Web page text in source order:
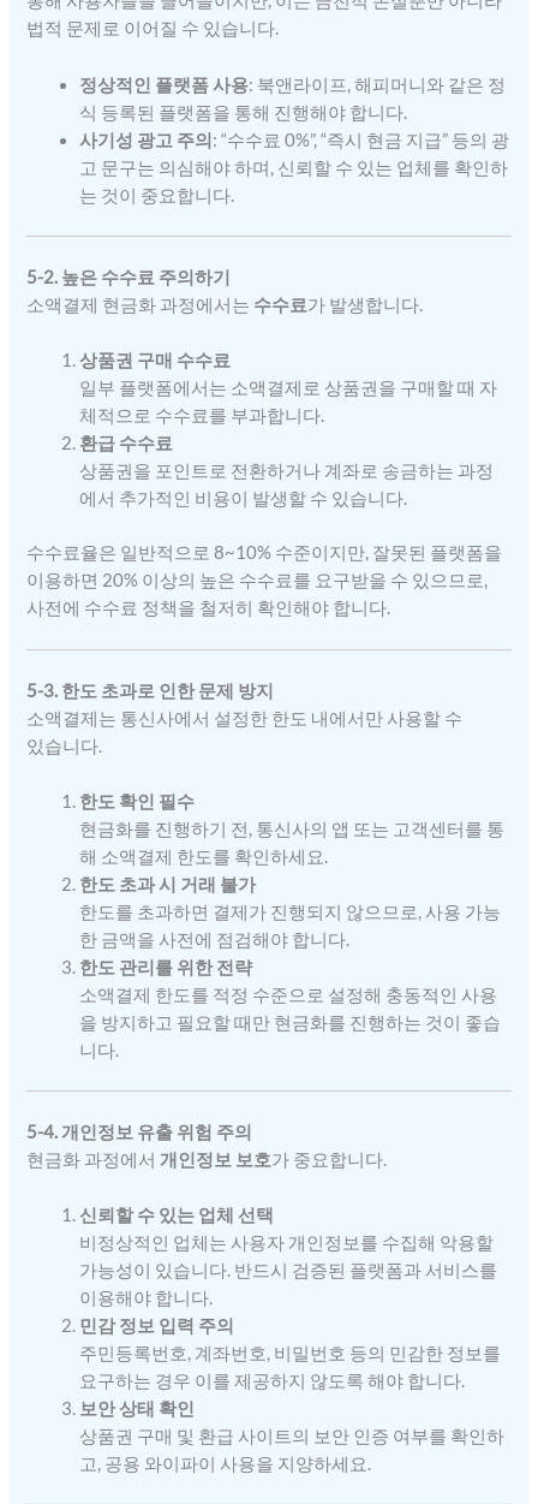
법적 문제로 이어질 수 있습니다.
정상적인 플랫폼 사용: 북앤라이프, 해피머니와 같은 정
식 등록된 플랫폼을 통해 진행해야 합니다.
사기성 광고 주의 : “수수료 0%”, “즉시 현금 지급” 등의 광
고 문구는 의심해야 하며, 신뢰할 수 있는 업체를 확인하
는 것이 중요합니다.
5-2. 높은 수수료 주의하기
소액결제 현금화 과정에서는 수수료가 발생합니다.
상품권 구매 수수료
일부 플랫폼에서는 소액결제로 상품권을 구매할 때 자
체적으로 수수료를 부과합니다.
환급 수수료
상품권을 포인트로 전환하거나 계좌로 송금하는 과정
에서 추가적인 비용이 발생할 수 있습니다.
수수료율은 일반적으로 8~10% 수준이지만, 잘못된 플랫폼을
이용하면 20% 이상의 높은 수수료를 요구받을 수 있으므로,
사전에 수수료 정책을 철저히 확인해야 합니다.
5-3. 한도 초과로 인한 문제 방지
소액결제는 통신사에서 설정한 한도 내에서만 사용할 수
있습니다.
한도 확인 필수
현금화를 진행하기 전, 통신사의 앱 또는 고객센터를 통
해 소액결제 한도를 확인하세요.
한도 초과 시 거래 불가
한도를 초과하면 결제가 진행되지 않으므로, 사용 가능
한 금액을 사전에 점검해야 합니다.
한도 관리를 위한 전략
소액결제 한도를 적정 수준으로 설정해 충동적인 사용
을 방지하고 필요할 때만 현금화를 진행하는 것이 좋습
니다.
5-4. 개인정보 유출 위험 주의
현금화 과정에서개인정보 보호가 중요합니다.
신뢰할 수 있는 업체 선택
비정상적인 업체는 사용자 개인정보를 수집해 악용할
가능성이 있습니다. 반드시 검증된 플랫폼과 서비스를
이용해야 합니다.
민감 정보 입력 주의
주민등록번호, 계좌번호, 비밀번호 등의 민감한 정보를
요구하는 경우 이를 제공하지 않도록 해야 합니다.
보안 상태 확인
상품권 구매 및 환급 사이트의 보안 인증 여부를 확인하
고, 공용 와이파이 사용을 지양하세요.